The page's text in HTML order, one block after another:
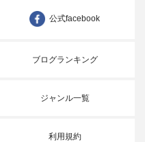
公式facebook
ブログランキング
ジャンル一覧
利用規約